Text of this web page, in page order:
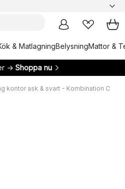
& MatlagningBelysningMattor &
→ Shoppa nu
kontor ask & svart - Kombination C